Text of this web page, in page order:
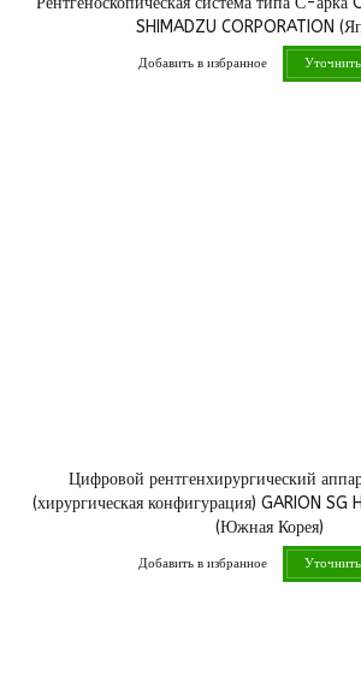
SHIMADZU CORPORATION
Добавить в избранное
Цифровой рентгенхирургический
(хирургическая конфигурация) GARION
(Южная Корея)
Добавить в избранное